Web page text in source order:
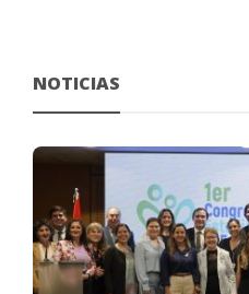
NOTICIAS